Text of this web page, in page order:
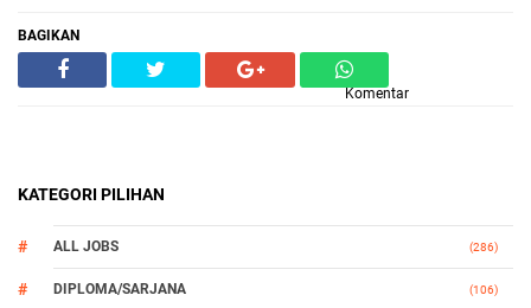
BAGIKAN
Komentar
KATEGORI PILIHAN
ALL JOBS (286)
DIPLOMA/SARJANA (106)